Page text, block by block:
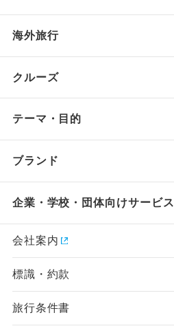
海外旅行
クルーズ
テーマ・目的
ブランド
企業・学校・団体向けサービス
会社案内
標識・約款
旅行条件書